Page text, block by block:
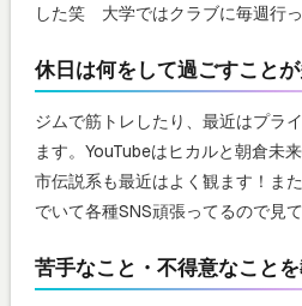
した笑 大学ではクラブに毎週行
休日は何をして過ごすこと
ジムで筋トレしたり、最近はプラ
ます。YouTubeはヒカルと朝倉未
市伝説系も最近はよく観ます！ま
でいて各種SNS頑張ってるので見
苦手なこと・不得意なことを